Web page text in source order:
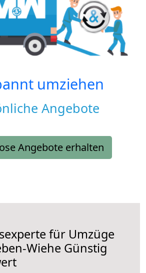
umziehen
Angebote
Angebote erhalten
für Umzüge
Wiehe Günstig